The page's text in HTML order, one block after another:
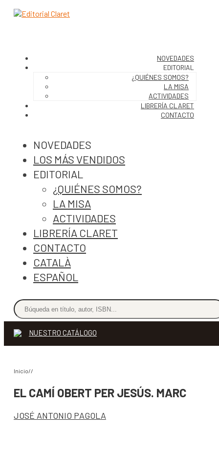
NOVEDADES
EDITORIAL
¿QUIÉNES SOMOS?
LA MISA
ACTIVIDADES
LIBRERÍA CLARET
CONTACTO
NOVEDADES
LOS MÁS VENDIDOS
EDITORIAL
¿QUIÉNES SOMOS?
LA MISA
ACTIVIDADES
LIBRERÍA CLARET
CONTACTO
CATALÀ
ESPAÑOL
NUESTRO CATÁLOGO
Inicio//
EL CAMÍ OBERT PER JESÚS. MARC
JOSÉ ANTONIO PAGOLA